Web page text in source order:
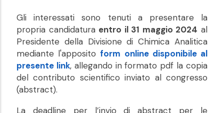
Gli interessati sono tenuti a presentare la
propria candidatura entro il 31 maggio 2024 al
Presidente della Divisione di Chimica Analitica
mediante l'appositoform online disponibile al
presente link, allegando in formato pdf la copia
del contributo scientifico inviato al congresso
(abstract).
La deadline per l’invio di abstract per le